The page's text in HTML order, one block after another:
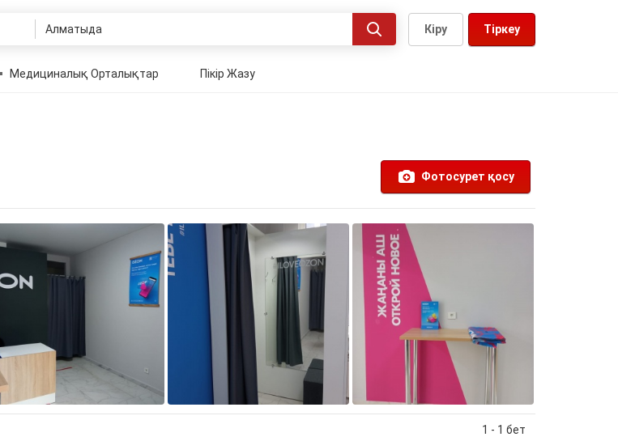
Тіркеу
Кіру
Медициналық Орталықтар Пікір Жазу
Фотосурет қосу
1 - 1 бет